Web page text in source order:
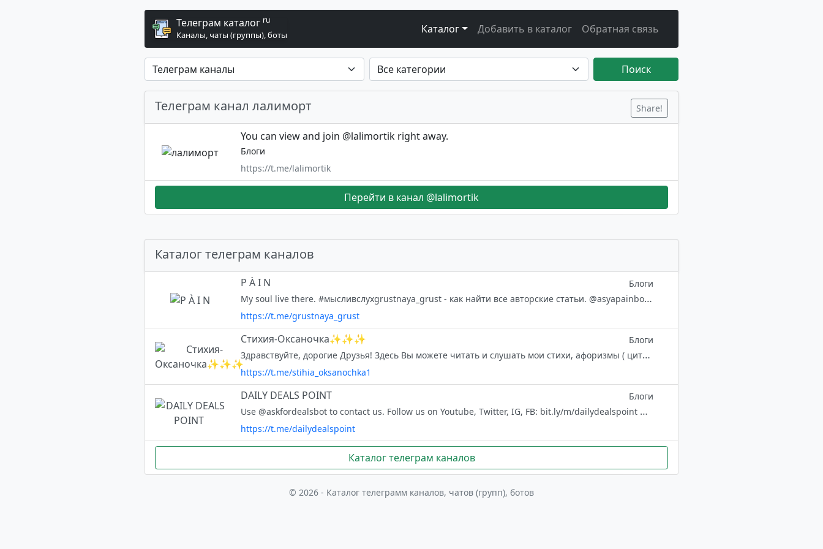
Телеграм каталог ru
Каналы, чаты (группы), боты Каталог Добавить в каталог Обратная связь
Поиск
Телеграм канал лалиморт Share!
You can view and join @lalimortik right away.
Блоги
https://t.me/lalimortik
Перейти в канал @lalimortik
Каталог телеграм каналов
P À I N Блоги
My soul live there. #мысливслухgrustnaya_grust - как найти все авторские статьи. @asyapainbot - обратная связь. https://t.me/joinchat/AAAAAFFB7fwlwC2YLW9p9w - ссылка на канал. @femiidka
https://t.me/grustnaya_grust
Стихия-Оксаночка✨✨✨ Блоги
Здравствуйте, дорогие Друзья! Здесь Вы можете читать и слушать мои стихи, афоризмы ( цитаты), притчи разных лет моей жизни. Пишу с 7 лет. Публикуюсь. Издано 6 авторских сборников. Связь со мной: @OksanochkaPA
https://t.me/stihia_oksanochka1
️DAILY DEALS POINT ️ Блоги
Use @askfordealsbot to contact us. Follow us on Youtube, Twitter, IG, FB: bit.ly/m/dailydealspoint Our other channels 👨‍🦰 @ofb_deals 👩‍🦰 @wondernari 🆕 @sareesahiba ⚽️ @Decathlonsports 👟 @shoedeals 👫 @fashionating 📈 @Genx_tra
https://t.me/dailydealspoint
Каталог телеграм каналов
© 2026 - Каталог телеграмм каналов, чатов (групп), ботов